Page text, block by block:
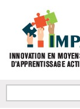
FORMULAIRE DE